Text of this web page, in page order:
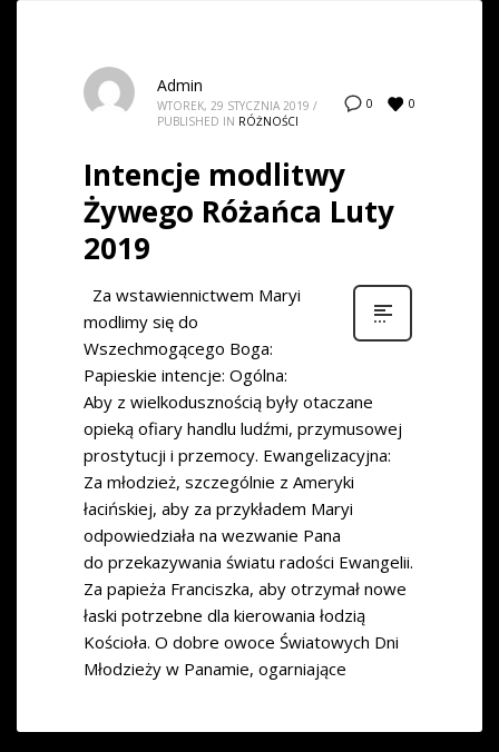
0 0
Admin
WTOREK, 29 STYCZNIA 2019 /
PUBLISHED IN RÓŻNOŚCI
Intencje modlitwy
Żywego Różańca Luty
2019
Za wstawiennictwem Maryi
modlimy się do
Wszechmogącego Boga:
Papieskie intencje: Ogólna:
Aby z wielkodusznością były otaczane
opieką ofiary handlu ludźmi, przymusowej
prostytucji i przemocy. Ewangelizacyjna:
Za młodzież, szczególnie z Ameryki
łacińskiej, aby za przykładem Maryi
odpowiedziała na wezwanie Pana
do przekazywania światu radości Ewangelii.
Za papieża Franciszka, aby otrzymał nowe
łaski potrzebne dla kierowania łodzią
Kościoła. O dobre owoce Światowych Dni
Młodzieży w Panamie, ogarniające